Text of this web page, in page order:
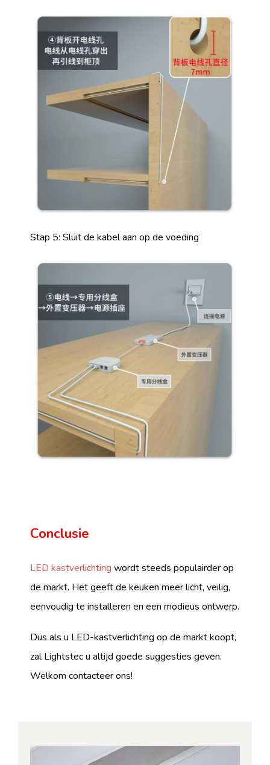
Stap 5: Sluit de kabel aan op de voeding
Conclusie
LED kastverlichting wordt steeds populairder op
de markt. Het geeft de keuken meer licht, veilig,
eenvoudig te installeren en een modieus ontwerp.
Dus als u LED-kastverlichting op de markt koopt,
zal Lightstec u altijd goede suggesties geven.
Welkom contacteer ons!